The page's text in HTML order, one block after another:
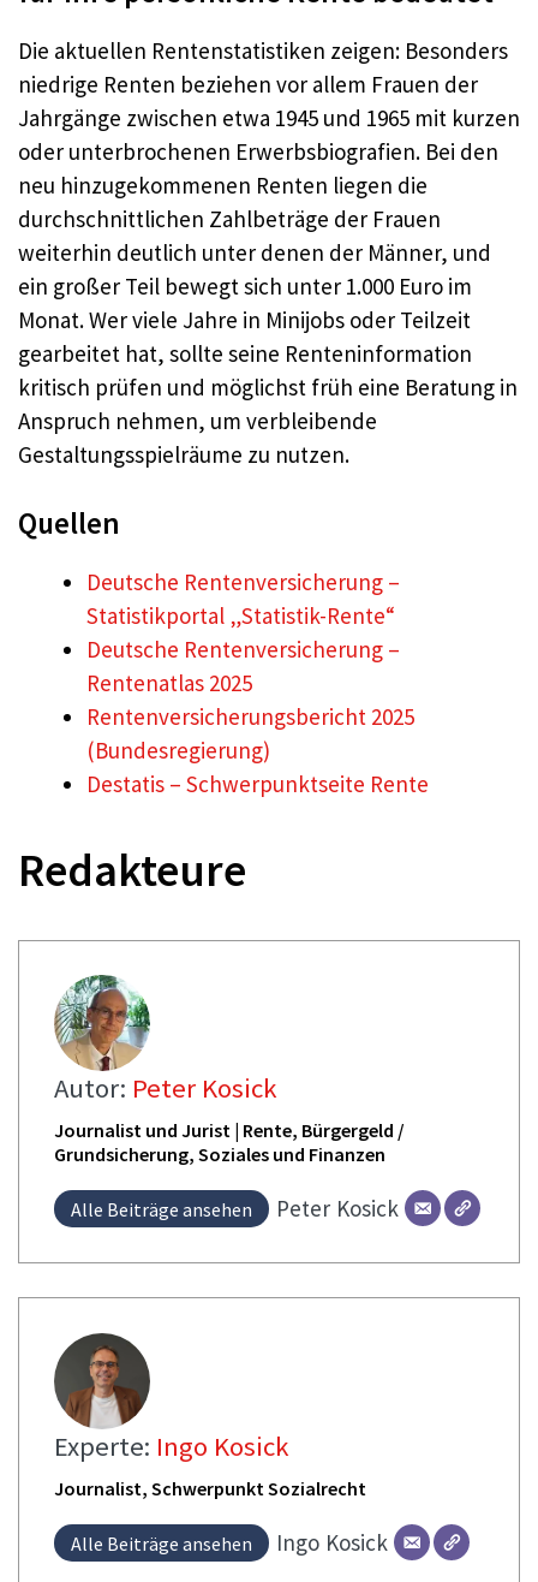
Die aktuellen Rentenstatistiken zeigen: Besonders
niedrige Renten beziehen vor allem Frauen der
Jahrgänge zwischen etwa 1945 und 1965 mit kurzen
oder unterbrochenen Erwerbsbiografien. Bei den
neu hinzugekommenen Renten liegen die
durchschnittlichen Zahlbeträge der Frauen
weiterhin deutlich unter denen der Männer, und
ein großer Teil bewegt sich unter 1.000 Euro im
Monat. Wer viele Jahre in Minijobs oder Teilzeit
gearbeitet hat, sollte seine Renteninformation
kritisch prüfen und möglichst früh eine Beratung in
Anspruch nehmen, um verbleibende
Gestaltungsspielräume zu nutzen.
Quellen
Deutsche Rentenversicherung –
Statistikportal „Statistik-Rente“
Deutsche Rentenversicherung –
Rentenatlas 2025
Rentenversicherungsbericht 2025
(Bundesregierung)
Destatis – Schwerpunktseite Rente
Redakteure
Autor: Peter Kosick
Journalist und Jurist | Rente, Bürgergeld /
Grundsicherung, Soziales und Finanzen
Alle Beiträge ansehen Peter Kosick
Experte: Ingo Kosick
Journalist, Schwerpunkt Sozialrecht
Alle Beiträge ansehen Ingo Kosick